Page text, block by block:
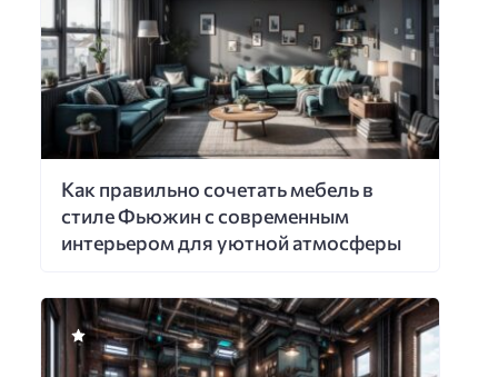
Как правильно сочетать мебель в
стиле Фьюжин с современным
интерьером для уютной атмосферы